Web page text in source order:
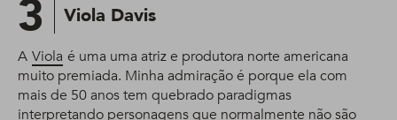
3 Viola Davis
A Viola é uma uma atriz e produtora norte americana
muito premiada. Minha admiração é porque ela com
mais de 50 anos tem quebrado paradigmas
interpretando personagens que normalmente não são